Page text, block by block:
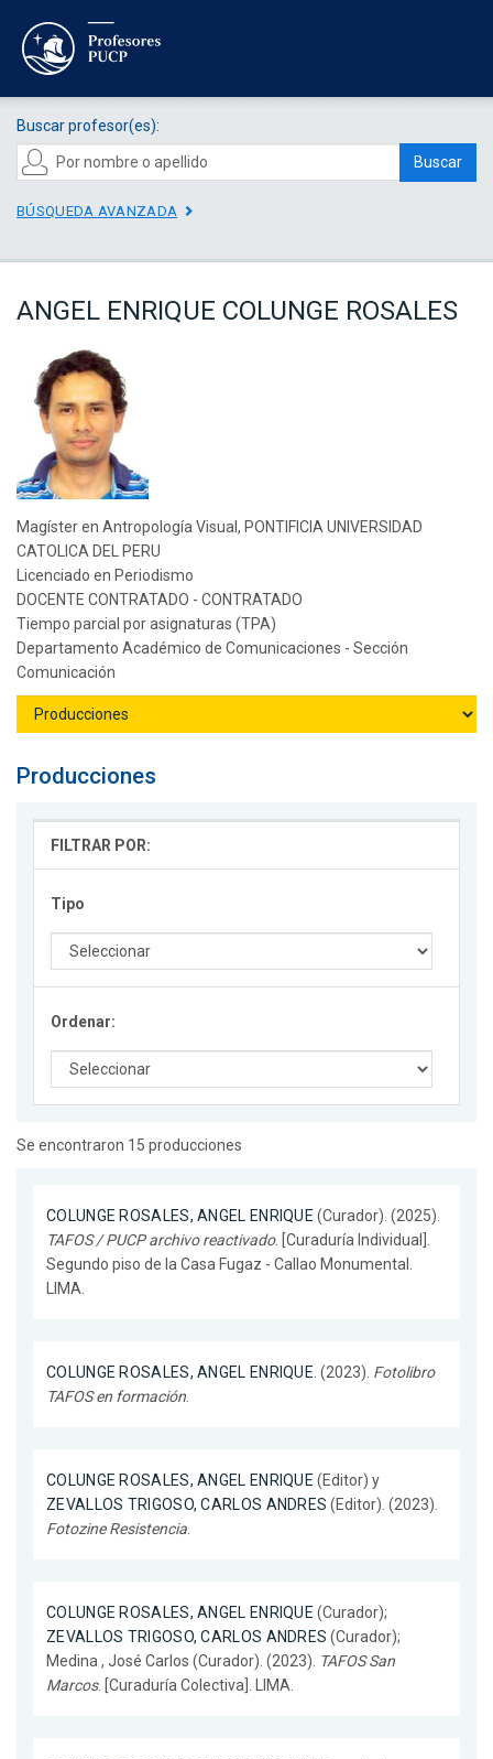
Buscar profesor(es):
Buscar
BÚSQUEDA AVANZADA
ANGEL ENRIQUE COLUNGE ROSALES
Magíster en Antropología Visual, PONTIFICIA UNIVERSIDAD
CATOLICA DEL PERU
Licenciado en Periodismo
DOCENTE CONTRATADO - CONTRATADO
Tiempo parcial por asignaturas (TPA)
Departamento Académico de Comunicaciones - Sección
Comunicación
Producciones
FILTRAR POR:
Tipo
Ordenar:
Se encontraron 15 producciones
COLUNGE ROSALES, ANGEL ENRIQUE (Curador). (2025).
TAFOS / PUCP archivo reactivado. [Curaduría Individual].
Segundo piso de la Casa Fugaz - Callao Monumental.
LIMA.
COLUNGE ROSALES, ANGEL ENRIQUE. (2023). Fotolibro
TAFOS en formación.
COLUNGE ROSALES, ANGEL ENRIQUE (Editor) y
ZEVALLOS TRIGOSO, CARLOS ANDRES (Editor). (2023).
Fotozine Resistencia.
COLUNGE ROSALES, ANGEL ENRIQUE (Curador);
ZEVALLOS TRIGOSO, CARLOS ANDRES (Curador);
Medina , José Carlos (Curador). (2023). TAFOS San
Marcos. [Curaduría Colectiva]. LIMA.